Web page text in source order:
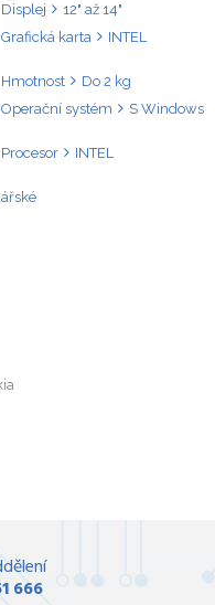
Displej
12" až 14"
Grafická karta
INTEL
Hmotnost
Do 2 kg
Operační systém
S Windows
Procesor
INTEL
666